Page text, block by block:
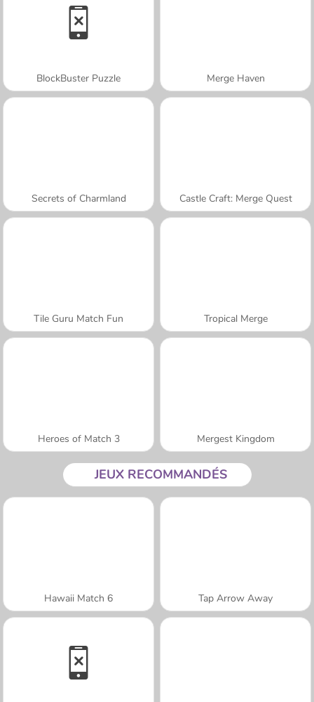
BlockBuster Puzzle Merge Haven
Secrets of Charmland Castle Craft: Merge Quest
Tile Guru Match Fun Tropical Merge
Heroes of Match 3 Mergest Kingdom
JEUX RECOMMANDÉS
Hawaii Match 6 Tap Arrow Away